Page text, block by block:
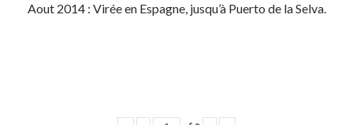
Aout 2014 : Virée en Espagne, jusqu’à Puerto de la Selva.